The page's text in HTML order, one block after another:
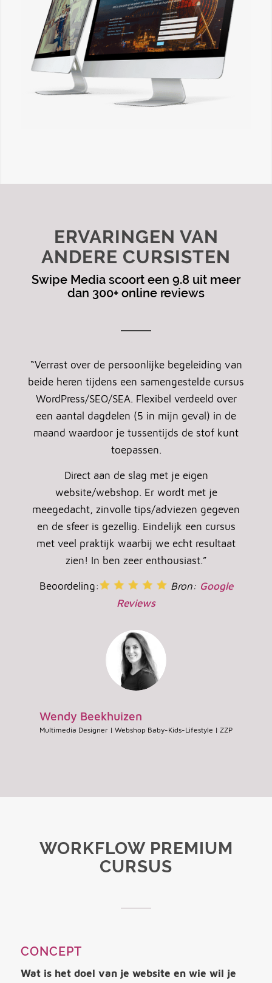
ERVARINGEN VAN
ANDERE CURSISTEN
Swipe Media scoort een 9.8 uit meer
dan 300+ online reviews
“Verrast over de persoonlijke begeleiding van
beide heren tijdens een samengestelde cursus
WordPress/SEO/SEA. Flexibel verdeeld over
een aantal dagdelen (5 in mijn geval) in de
maand waardoor je tussentijds de stof kunt
toepassen.
Direct aan de slag met je eigen
website/webshop. Er wordt met je
meegedacht, zinvolle tips/adviezen gegeven
en de sfeer is gezellig. Eindelijk een cursus
met veel praktijk waarbij we echt resultaat
zien! In ben zeer enthousiast.”
Beoordeling: Bron: Google
Reviews
Wendy Beekhuizen
Multimedia Designer | Webshop Baby-Kids-Lifestyle | ZZP
WORKFLOW PREMIUM
CURSUS
CONCEPT
Wat is het doel van je website en wie wil je